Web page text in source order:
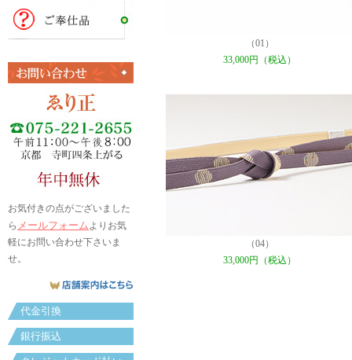
お気付きの点がございました
ら メールフォームよりお気
軽にお問い合わせ下さいま
せ。
代金引換
銀行振込
（01）
33,000円（税込）
（04）
33,000円（税込）